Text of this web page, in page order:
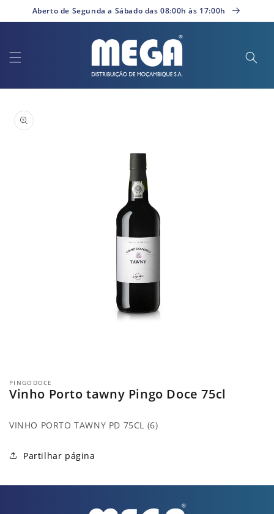
para o
conteúdo
Aberto de Segunda a Sábado das 08:00h às 17:00h
informação
multimédia
1
PINGODOCE
Vinho Porto tawny Pingo Doce 75cl
VINHO PORTO TAWNY PD 75CL (6)
Partilhar página